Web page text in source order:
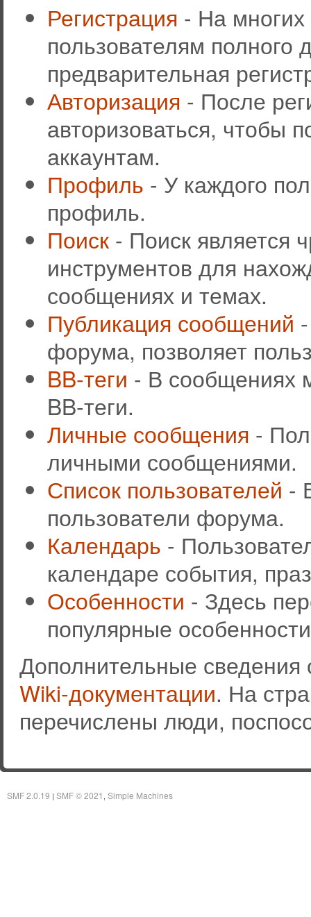
Регистрация - На
пользователям полного
предварительная
Авторизация - После
авторизоваться, чтобы
аккаунтам.
Профиль - У каждого
профиль.
Поиск - Поиск является
инструментов для
сообщениях и темах.
Публикация сообщений
форума, позволяет
BB-теги - В сообщениях
BB-теги.
Личные сообщения -
личными сообщениями.
Список пользователей -
пользователи форума.
Календарь -
календаре события,
Особенности - Здесь
популярные
Дополнительные
Wiki-документации. На
перечислены люди,
SMF 2.0.19 | SMF © 2021 Simple Machines